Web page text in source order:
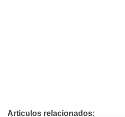
Articulos relacionados: